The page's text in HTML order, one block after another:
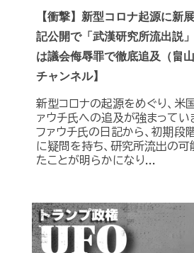
【衝撃】新型コロナ起源に新
記公開で「武漢研究所流出説
は議会侮辱罪で徹底追及（畠
チャンネル】
新型コロナの起源をめぐり、米
ァウチ氏への追及が強まってい
ファウチ氏の日記から、初期段
に疑問を持ち、研究所流出の
たことが明らかになり...